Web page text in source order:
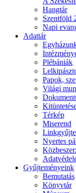
Hangtár
Szentföld
Napi
Adattár
Plébániák
Papok,
Világi
Térkép
Miserend
Nyertes
Gyűjteményeink
Bemutatás
Könyvtár